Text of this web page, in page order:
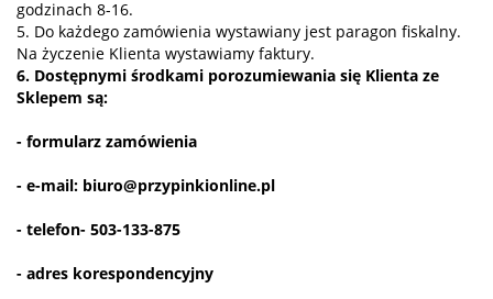
godzinach 8-16.
5. Do każdego zamówienia wystawiany jest paragon fiskalny.
Na życzenie Klienta wystawiamy faktury.
6. Dostępnymi środkami porozumiewania się Klienta ze
Sklepem są:
- formularz zamówienia
- e-mail: biuro@przypinkionline.pl
- telefon- 503-133-875
- adres korespondencyjny